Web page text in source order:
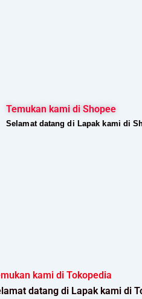
Temukan kami di Shopee
Selamat datang di Lapak kami di
kami di Tokopedia
datang di Lapak kami di